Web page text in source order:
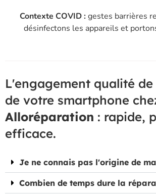
Contexte COVID :gestes barrières
désinfectons les appareils et
L'engagement qualité
de votre smartphone
Alloréparation : rapide,
efficace.
Je ne connais pas l'origine de
Combien de temps dure la